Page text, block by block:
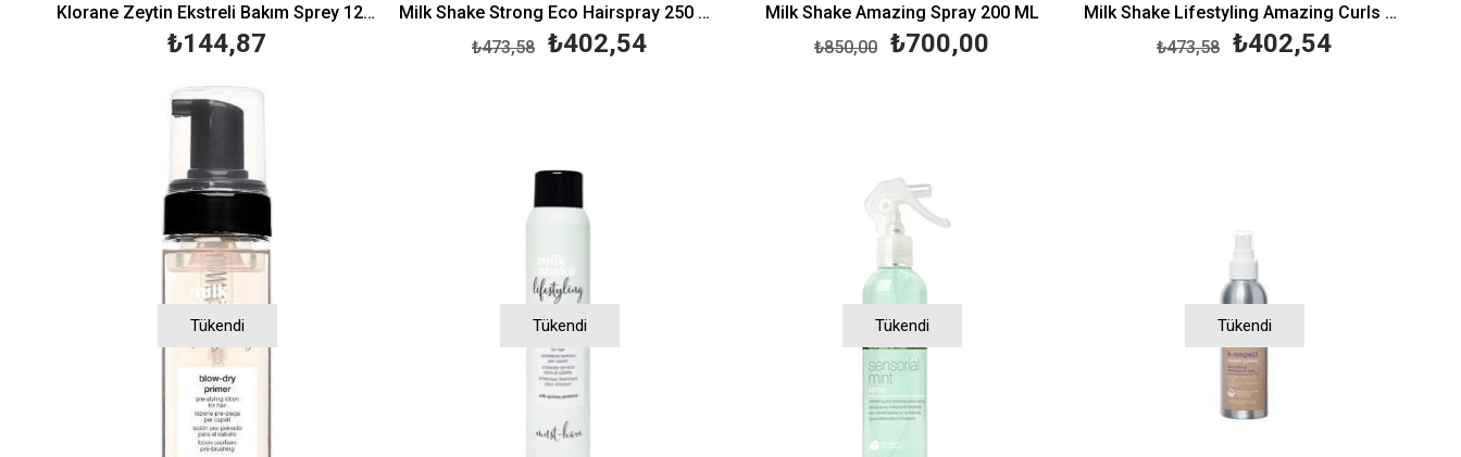
Klorane Zeytin Ekstreli Bakım Sprey 125 ml
₺144,87
Milk Shake Strong Eco Hairspray 250 ML
₺402,54
₺473,58
Milk Shake Amazing Spray 200 ML
₺700,00
₺850,00
Milk Shake Lifestyling Amazing Curls & Waves 200 ML
₺402,54
₺473,58
Tükendi Tükendi Tükendi Tükendi